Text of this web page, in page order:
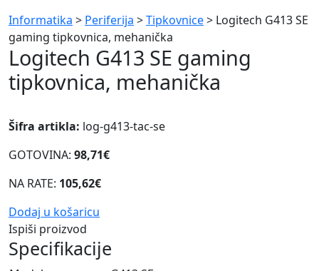
Informatika > Periferija >Tipkovnice> Logitech G413 SE
gaming tipkovnica, mehanička
Logitech G413 SE gaming
tipkovnica, mehanička
Šifra artikla: log-g413-tac-se
GOTOVINA: 98,71€
NA RATE: 105,62€
Dodaj u košaricu
Ispiši proizvod
Specifikacije